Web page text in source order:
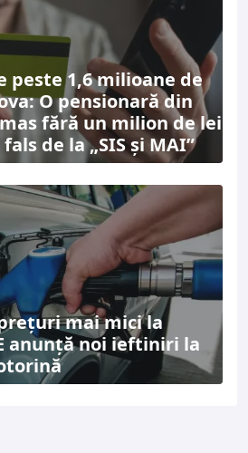
peste 1,6 milioane de
O pensionară din
fără un milion de lei
de la „SIS și MAI”
mai mici la
anunță noi ieftiniri la